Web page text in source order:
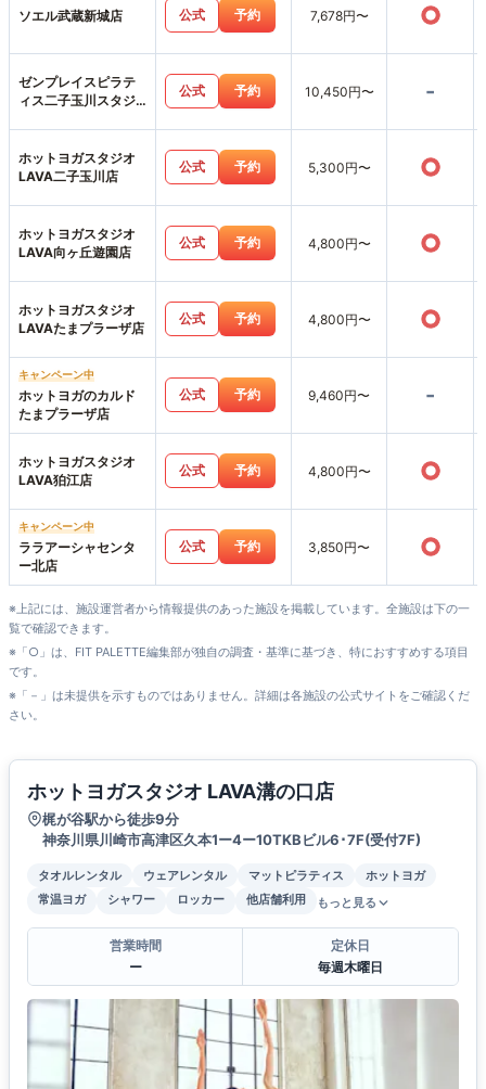
ソエル武蔵新城店 公式 予約 7,678円〜 ○
ゼンプレイスピラテ
ィス二子玉川スタジ
公式 予約 10,450円〜 -
ホットヨガスタジオ
LAVA二子玉川店
公式 予約 5,300円〜 ○
ホットヨガスタジオ
LAVA向ヶ丘遊園店
公式 予約 4,800円〜 ○
ホットヨガスタジオ
LAVAたまプラーザ店
公式 予約 4,800円〜 ○
キャンペーン中
ホットヨガのカルド
たまプラーザ店
公式 予約 9,460円〜 -
ホットヨガスタジオ
LAVA狛江店
公式 予約 4,800円〜 ○
キャンペーン中
ララアーシャセンタ
ー北店
公式 予約 3,850円〜 ○
※上記には、施設運営者から情報提供のあった施設を掲載しています。全施設は下の一
覧で確認できます。
※「○」は、FIT PALETTE編集部が独自の調査・基準に基づき、特におすすめする項目
です。
※「－」は未提供を示すものではありません。詳細は各施設の公式サイトをご確認くだ
さい。
ホットヨガスタジオ LAVA溝の口店
梶が谷駅から徒歩9分
神奈川県川崎市高津区久本1ー4ー10TKBビル6･7F(受付7F)
タオルレンタル ウェアレンタル マットピラティス
ホットヨガ
常温ヨガ
シャワー ロッカー 他店舗利用 もっと見る
営業時間
ー
定休日
毎週木曜日